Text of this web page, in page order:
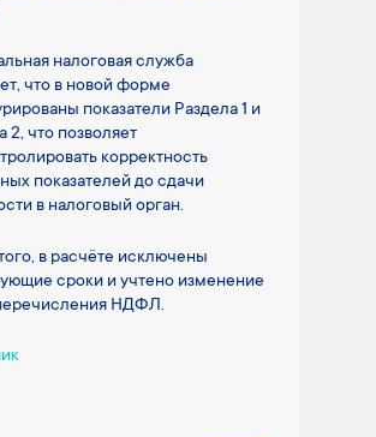
налоговая служба
что в новой форме
показатели Раздела 1 и
2, что позволяет
корректность
показателей до сдачи
в налоговый орган.
в расчёте исключены
сроки и учтено изменение
НДФЛ.